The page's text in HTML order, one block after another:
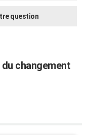
question
changement